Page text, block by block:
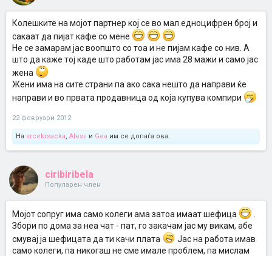
Колешките на мојот партнер кој се во мал едноцифрен број и
сакаат да пијат кафе со мене
Не се замарам јас воопшто со тоа и не пијам кафе со нив. А
што да каже тој каде што работам јас има 28 мажи и само јас
жена
Жени има на сите страни па ако сака нешто да направи ќе
направи и во првата продавница од која купува компири
22 февруари 2012
На srcekrsacka, Alesii и Gea им се допаѓа ова.
ciribiribela
Популарен член
Мојот сопруг има само колеги ама затоа имаат шефица
Збори по дома за неа чат - пат, го закачам јас му викам, абе
смувај ја шефицата да ти качи плата
Јас на работа имав
само колеги, па никогаш не сме имале проблем, па мислам